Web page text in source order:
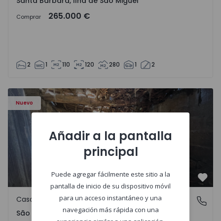
Comprar 265.000 €
2 1 110 120 280 1 2
Nuevo
Casa Vila Real, São Tomé do Castelo e Justes - 1575189 - 1
São Tomé do Castelo e Justes, Vila Real
Casa de Campo
São Tomé do Castelo e Justes, Vila Real
Añadir a la pantalla
principal
Puede agregar fácilmente este sitio a la
pantalla de inicio de su dispositivo móvil
para un acceso instantáneo y una
navegación más rápida con una